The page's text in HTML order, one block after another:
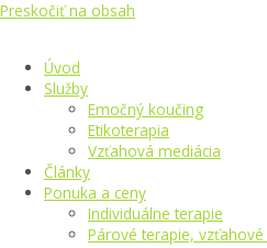
Preskočiť na obsah
Úvod
Služby
Emočný koučing
Etikoterapia
Vzťahová mediácia
Články
Ponuka a ceny
Individuálne terapie
Párové terapie,